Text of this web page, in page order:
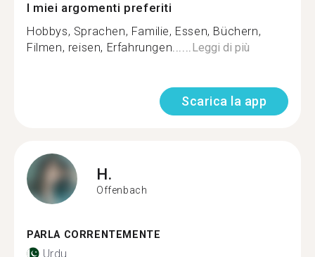
I miei argomenti preferiti
Hobbys, Sprachen, Familie, Essen, Büchern,
Filmen, reisen, Erfahrungen......Leggi di più
Scarica la app
H.
Offenbach
PARLA CORRENTEMENTE
Urdu